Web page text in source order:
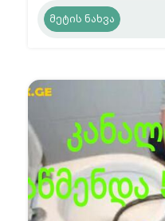
მეტის ნახვა